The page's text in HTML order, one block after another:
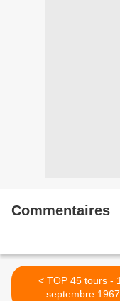
Commentaires
< TOP 45 tours - 16
septembre 1967